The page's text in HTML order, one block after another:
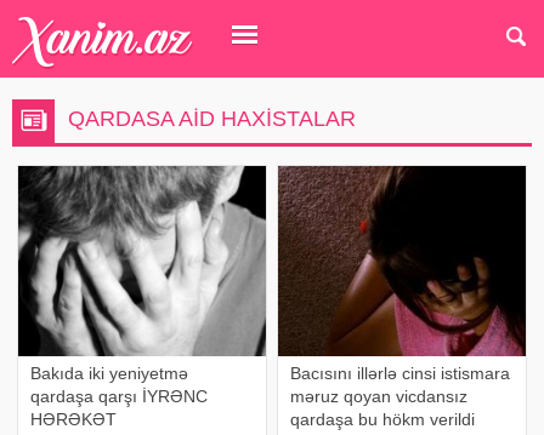
QARDASA AID HAXISTALAR
Bakıda iki yeniyetmə
qardaşa qarşı İYRƏNC
HƏRƏKƏT
Bacısını illərlə cinsi istismara
məruz qoyan vicdansız
qardaşa bu hökm verildi